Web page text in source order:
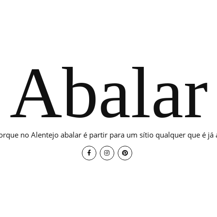
Abalar
no Alentejo abalar é partir para um sítio qualquer que é já